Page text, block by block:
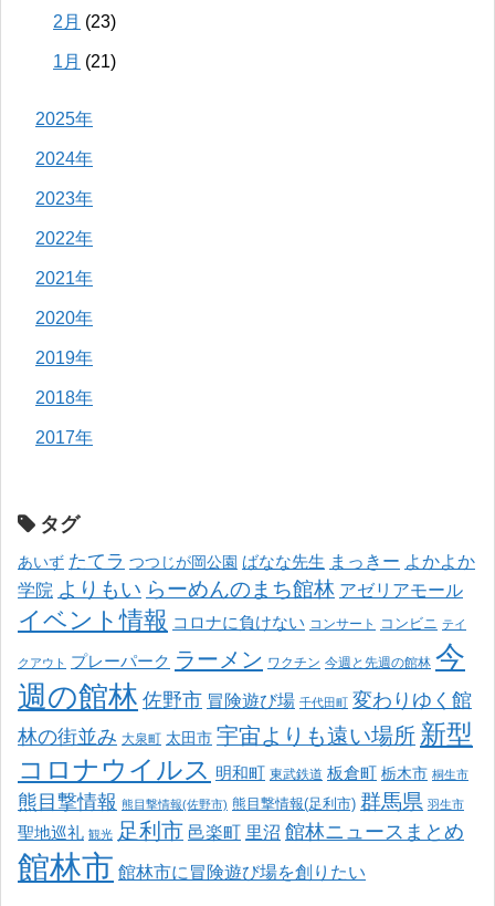
2月 (23)
1月 (21)
2025年
2024年
2023年
2022年
2021年
2020年
2019年
2018年
2017年
タグ
あいず たてラ つつじが岡公園 ばなな先生 まっきー よかよか
学院 よりもい らーめんのまち館林 アゼリアモール
イベント情報 コロナに負けない コンサート コンビニ テイ
クアウト プレーパーク ラーメン ワクチン 今週と先週の館林 今
週の館林 佐野市 冒険遊び場 千代田町 変わりゆく館
林の街並み 大泉町 太田市 宇宙よりも遠い場所 新型
コロナウイルス 明和町 東武鉄道 板倉町 栃木市 桐生市
熊目撃情報 熊目撃情報(佐野市) 熊目撃情報(足利市) 群馬県 羽生市
聖地巡礼 観光 足利市 邑楽町 里沼 館林ニュースまとめ
館林市 館林市に冒険遊び場を創りたい